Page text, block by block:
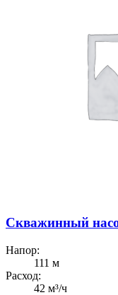
Скважинный
Напор:
111 м
Расход:
42 м³/ч